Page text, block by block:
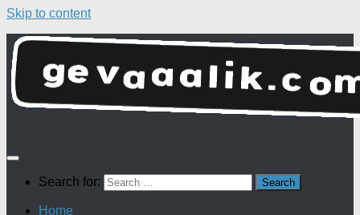
Skip to content
Search for:
Home